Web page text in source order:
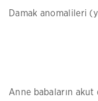
Damak anomalileri
Anne babaların